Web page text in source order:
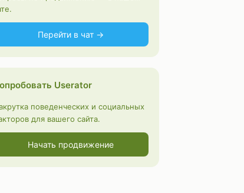
Перейти в чат →
Userator
поведенческих и социальных
для вашего сайта.
Начать продвижение